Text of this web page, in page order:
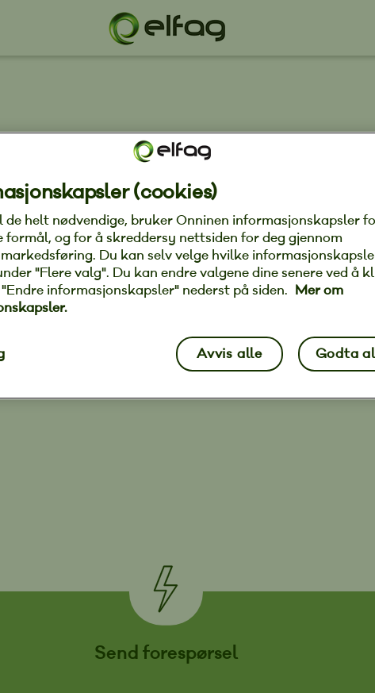
AS,
elektroentreprenørbedrifta i indre Sogn. Bedrifta
både til privat- og næringsmarknaden.
til meir avanserte anlegg innan
osv.
i Sogndal, men betener både små og store
både Gaupne, Leikanger og Vik i Sogn.
Send forespørsel
(cookies)
helt nødvendige, bruker Onninen informasjonskapsler
formål, og for å skreddersy nettsiden for deg gjennom
Du kan selv velge hvilke
"Flere valg". Du kan endre valgene dine senere ved å
informasjonskapsler" nederst på siden. Mer om
Avvis alle Godta